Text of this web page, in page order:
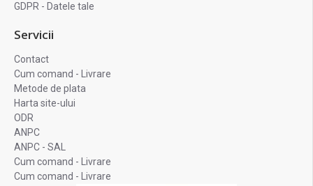
GDPR - Datele tale
Servicii
Contact
Cum comand - Livrare
Metode de plata
Harta site-ului
ODR
ANPC
ANPC - SAL
Cum comand - Livrare
Cum comand - Livrare